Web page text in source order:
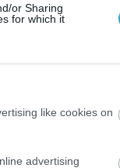
or Sharing
for which it
like cookies on
advertising
τις